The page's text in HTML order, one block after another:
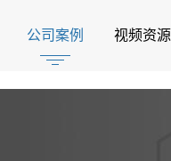
公司案例 视频资源